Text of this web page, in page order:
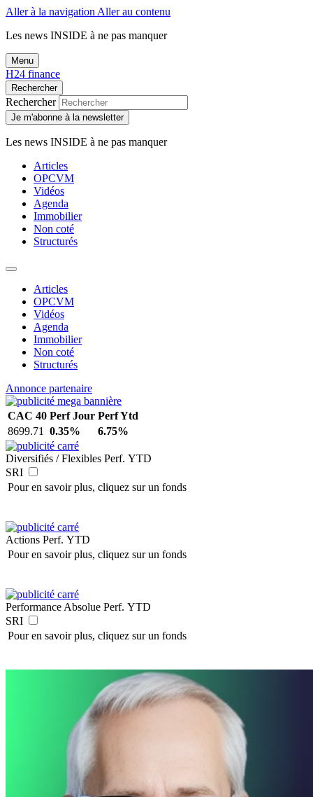
Aller à la navigation Aller au contenu
Les news INSIDE à ne pas manquer
Menu
H24 finance
Rechercher
Rechercher
Je m'abonne à la newsletter
Les news INSIDE à ne pas manquer
Articles
OPCVM
Vidéos
Agenda
Immobilier
Non coté
Structurés
Articles
OPCVM
Vidéos
Agenda
Immobilier
Non coté
Structurés
Annonce partenaire
CAC 40 Perf Jour Perf Ytd
8699.71
0.35% 6.75%
Diversifiés / Flexibles Perf. YTD
SRI
Pour en savoir plus, cliquez sur un fonds
Actions Perf. YTD
Pour en savoir plus, cliquez sur un fonds
Performance Absolue Perf. YTD
SRI
Pour en savoir plus, cliquez sur un fonds